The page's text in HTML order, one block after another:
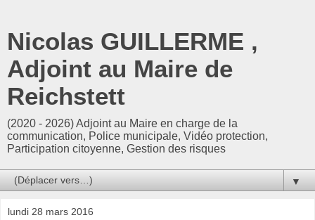
Nicolas GUILLERME ,
Adjoint au Maire de
Reichstett
(2020 - 2026) Adjoint au Maire en charge de la
communication, Police municipale, Vidéo protection,
Participation citoyenne, Gestion des risques
▼
lundi 28 mars 2016